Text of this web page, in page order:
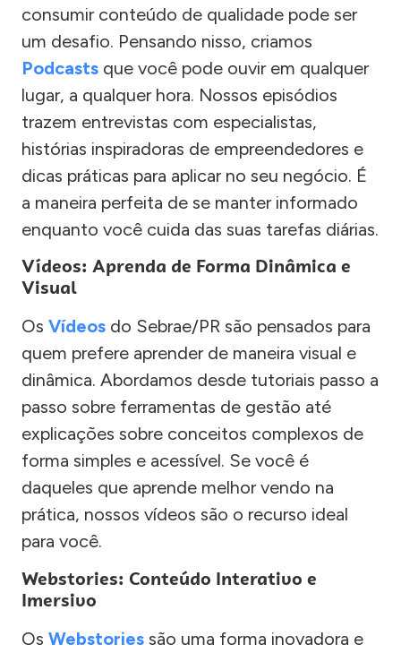
consumir conteúdo de qualidade pode ser
um desafio. Pensando nisso, criamos
Podcasts que você pode ouvir em qualquer
lugar, a qualquer hora. Nossos episódios
trazem entrevistas com especialistas,
histórias inspiradoras de empreendedores e
dicas práticas para aplicar no seu negócio. É
a maneira perfeita de se manter informado
enquanto você cuida das suas tarefas diárias.
Vídeos: Aprenda de Forma Dinâmica e
Visual
Os Vídeos do Sebrae/PR são pensados para
quem prefere aprender de maneira visual e
dinâmica. Abordamos desde tutoriais passo a
passo sobre ferramentas de gestão até
explicações sobre conceitos complexos de
forma simples e acessível. Se você é
daqueles que aprende melhor vendo na
prática, nossos vídeos são o recurso ideal
para você.
Webstories: Conteúdo Interativo e
Imersivo
Os Webstories são uma forma inovadora e